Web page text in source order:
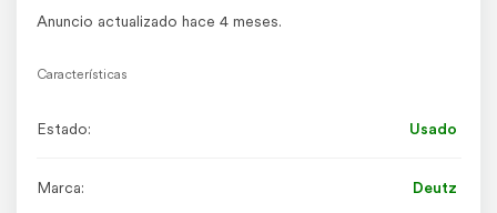
Anuncio actualizado hace 4 meses.
Características
Estado: Usado
Marca: Deutz